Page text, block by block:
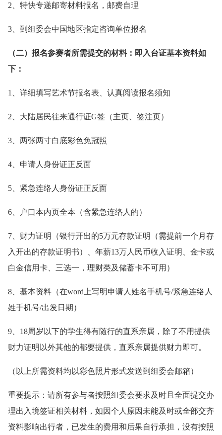
2、特快专递邮寄材料报名，邮费自理
3、到组委会中国地区指定咨询单位报名
（二）报名参赛者所需提交的材料：即入台证基本资料如
下：
1、详细填写艺术节报名表、认真阅读报名须知
2、大陆居民往来通行证G签（主页、签注页）
3、两张两寸白底彩色免冠照
4、申请人身份证正反面
5、紧急连络人身份证正反面
6、户口本内页全本（含紧急连络人的）
7、财力证明（银行开出的5万元存款证明（需提前一个月存
入开出的存款证明书）、年薪13万人民币收入证明、金卡或
白金信用卡、三选一，理财类及储蓄卡不可用）
8、基本资料（在word上写明申请人姓名手机号/紧急连络人
姓手机号/出发日期）
9、18周岁以下的学生得有随行的直系亲属，除了不用提供
财力证明以外其他的都要提供，直系亲属提供财力即可。
（以上所需资料均以彩色照片形式发送到组委会邮箱）
重要提示：请所有参与者按照组委会要求及时且全面提交办
理出入境签证相关材料，如因个人原因未能及时或全部交齐
资料影响出行者，已发生的费用和后果自行承担，没有按照